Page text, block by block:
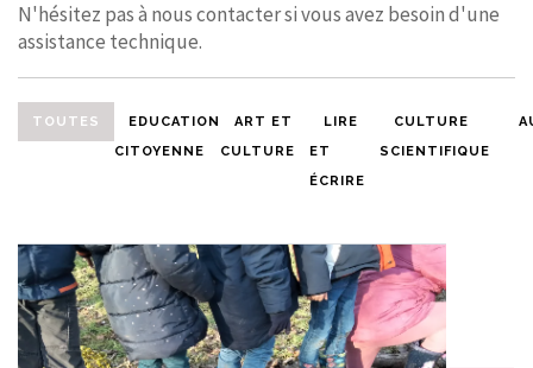
N'hésitez pas à nous contacter si vous avez besoin d'une
assistance technique.
TOUTES
EDUCATION
CITOYENNE
ART ET
CULTURE
LIRE
ET
ÉCRIRE
CULTURE
SCIENTIFIQUE